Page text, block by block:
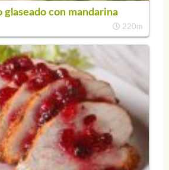
glaseado con mandarina
220m